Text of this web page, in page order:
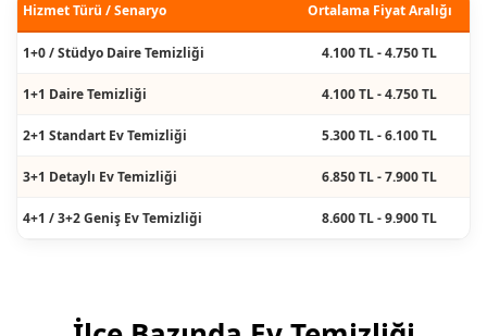
Hizmet Türü / Senaryo Ortalama Fiyat Aralığı
1+0 / Stüdyo Daire Temizliği 4.100 TL - 4.750 TL
1+1 Daire Temizliği 4.100 TL - 4.750 TL
2+1 Standart Ev Temizliği 5.300 TL - 6.100 TL
3+1 Detaylı Ev Temizliği 6.850 TL - 7.900 TL
4+1 / 3+2 Geniş Ev Temizliği 8.600 TL - 9.900 TL